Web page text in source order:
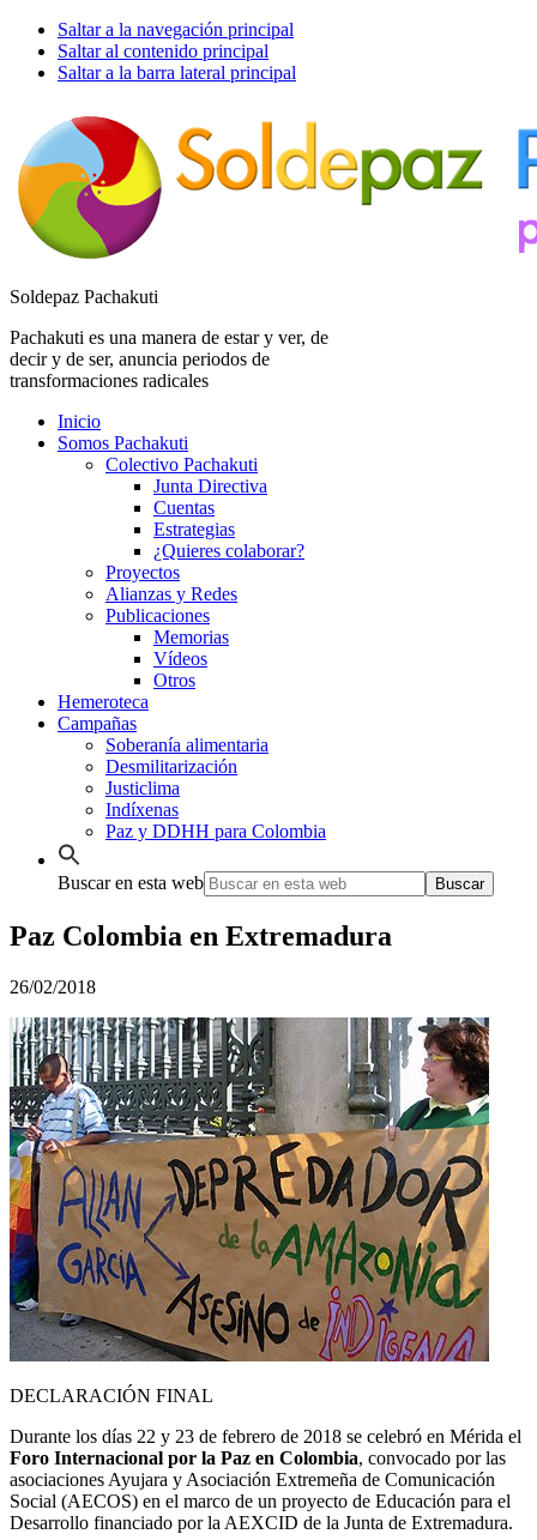
Saltar a la navegación principal
Saltar al contenido principal
Saltar a la barra lateral principal
Soldepaz Pachakuti
Pachakuti es una manera de estar y ver, de
decir y de ser, anuncia periodos de
transformaciones radicales
Inicio
Somos Pachakuti
Colectivo Pachakuti
Junta Directiva
Cuentas
Estrategias
¿Quieres colaborar?
Proyectos
Alianzas y Redes
Publicaciones
Memorias
Vídeos
Otros
Hemeroteca
Campañas
Soberanía alimentaria
Desmilitarización
Justiclima
Indíxenas
Paz y DDHH para Colombia
Buscar en esta web
Paz Colombia en Extremadura
26/02/2018
DECLARACIÓN FINAL
Durante los días 22 y 23 de febrero de 2018 se celebró en Mérida el
Foro Internacional por la Paz en Colombia, convocado por las
asociaciones Ayujara y Asociación Extremeña de Comunicación
Social (AECOS) en el marco de un proyecto de Educación para el
Desarrollo financiado por la AEXCID de la Junta de Extremadura.